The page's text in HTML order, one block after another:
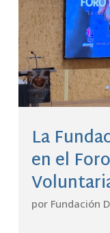
La
en el
por Fundación